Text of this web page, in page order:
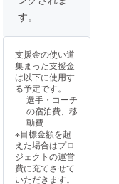
ターンは3,000円
のリターンと同
る写真
度。ア
タック
シー
ン、ト
ライ
シーン
ころ満
載のス
ポット
動画。
す。
支援金の使い道
集まった支援金
は以下に使用す
る予定です。
選手・コーチ
の宿泊費、移
動費
※目標金額を超
えた場合はプロ
ジェクトの運営
費に充てさせて
いただきます。